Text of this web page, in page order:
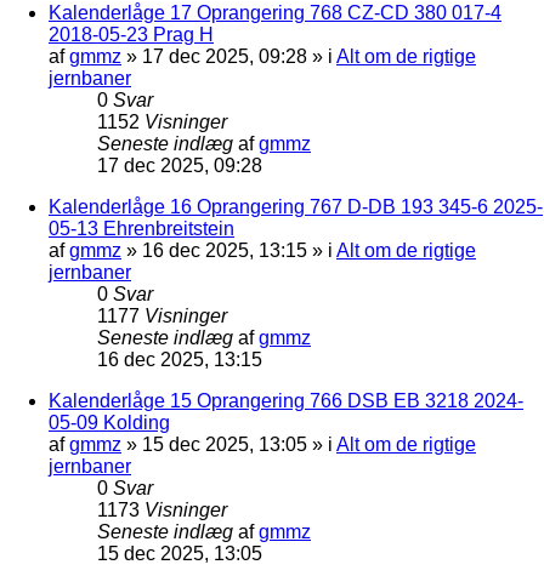
Kalenderlåge 17 Oprangering 768 CZ-CD 380 017-4
2018-05-23 Prag H
afgmmz » 17 dec 2025, 09:28 » i Alt om de rigtige
jernbaner
0 Svar
1152 Visninger
Seneste indlæg afgmmz
17 dec 2025, 09:28
Kalenderlåge 16 Oprangering 767 D-DB 193 345-6 2025-
05-13 Ehrenbreitstein
afgmmz » 16 dec 2025, 13:15 » i Alt om de rigtige
jernbaner
0 Svar
1177 Visninger
Seneste indlæg afgmmz
16 dec 2025, 13:15
Kalenderlåge 15 Oprangering 766 DSB EB 3218 2024-
05-09 Kolding
afgmmz » 15 dec 2025, 13:05 » i Alt om de rigtige
jernbaner
0 Svar
1173 Visninger
Seneste indlæg afgmmz
15 dec 2025, 13:05